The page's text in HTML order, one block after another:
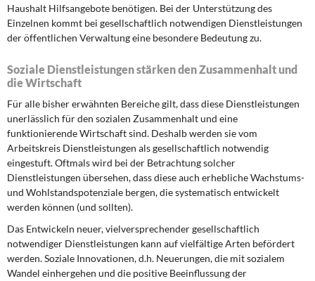
Haushalt Hilfsangebote benötigen. Bei der Unterstützung des
Einzelnen kommt bei gesellschaftlich notwendigen Dienstleistungen
der öffentlichen Verwaltung eine besondere Bedeutung zu.
Soziale Dienstleistungen stärken den Zusammenhalt und
die Wirtschaft
Für alle bisher erwähnten Bereiche gilt, dass diese Dienstleistungen
unerlässlich für den sozialen Zusammenhalt und eine
funktionierende Wirtschaft sind. Deshalb werden sie vom
Arbeitskreis Dienstleistungen als gesellschaftlich notwendig
eingestuft. Oftmals wird bei der Betrachtung solcher
Dienstleistungen übersehen, dass diese auch erhebliche Wachstums-
und Wohlstandspotenziale bergen, die systematisch entwickelt
werden können (und sollten).
Das Entwickeln neuer, vielversprechender gesellschaftlich
notwendiger Dienstleistungen kann auf vielfältige Arten befördert
werden. Soziale Innovationen, d.h. Neuerungen, die mit sozialem
Wandel einhergehen und die positive Beeinflussung der